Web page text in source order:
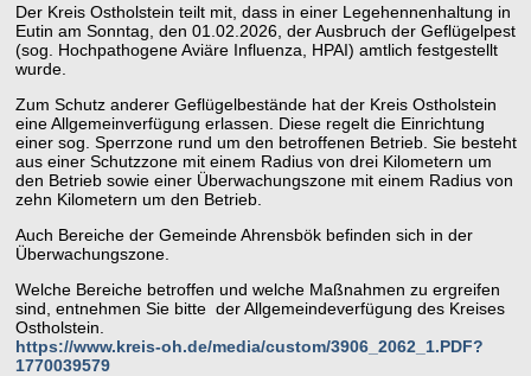
Der Kreis Ostholstein teilt mit, dass in einer Legehennenhaltung in
Eutin am Sonntag, den 01.02.2026, der Ausbruch der Geflügelpest
(sog. Hochpathogene Aviäre Influenza, HPAI) amtlich festgestellt
wurde.
Zum Schutz anderer Geflügelbestände hat der Kreis Ostholstein
eine Allgemeinverfügung erlassen. Diese regelt die Einrichtung
einer sog. Sperrzone rund um den betroffenen Betrieb. Sie besteht
aus einer Schutzzone mit einem Radius von drei Kilometern um
den Betrieb sowie einer Überwachungszone mit einem Radius von
zehn Kilometern um den Betrieb.
Auch Bereiche der Gemeinde Ahrensbök befinden sich in der
Überwachungszone.
Welche Bereiche betroffen und welche Maßnahmen zu ergreifen
sind, entnehmen Sie bitte der Allgemeindeverfügung des Kreises
Ostholstein.
https://www.kreis-oh.de/media/custom/3906_2062_1.PDF?
1770039579